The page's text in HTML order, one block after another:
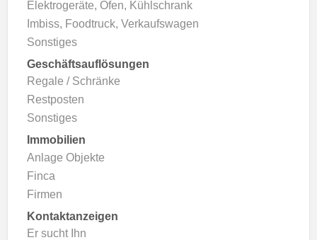
Elektrogeräte, Ofen, Kühlschrank
Imbiss, Foodtruck, Verkaufswagen
Sonstiges
Geschäftsauflösungen
Regale / Schränke
Restposten
Sonstiges
Immobilien
Anlage Objekte
Finca
Firmen
Kontaktanzeigen
Er sucht Ihn